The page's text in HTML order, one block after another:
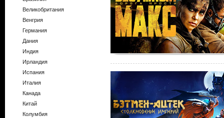
Великобритания
Венгрия
Германия
Дания
Индия
Ирландия
Испания
Италия
Канада
Китай
Колумбия